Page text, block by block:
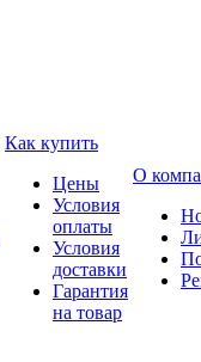
Как купить
Цены
Условия
оплаты
Условия
доставки
Гарантия
на товар
О